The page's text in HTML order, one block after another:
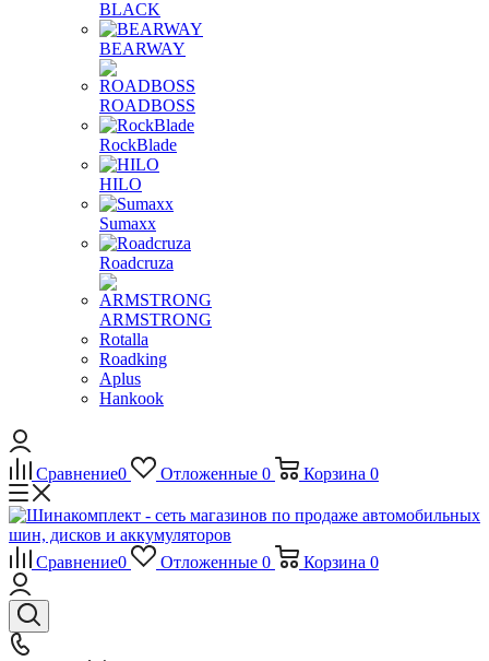
BLACK
BEARWAY
ROADBOSS
RockBlade
HILO
Sumaxx
Roadcruza
ARMSTRONG
Rotalla
Roadking
Aplus
Hankook
Сравнение0 Отложенные 0 Корзина 0
Сравнение0 Отложенные 0 Корзина 0